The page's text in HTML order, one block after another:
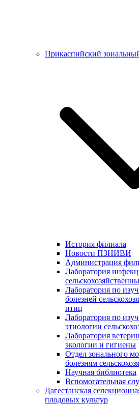
Прикаспийский
История филиала
Новости ПЗНИВИ
Администрация
Лаборатория
Лаборатория по
болезней
птиц
Лаборатория по
этиологии
Лаборатория
экологии и гигиены
Отдел зонального
болезням
Научная библиотека
Вспомогательная
Дагестанская
плодовых культур